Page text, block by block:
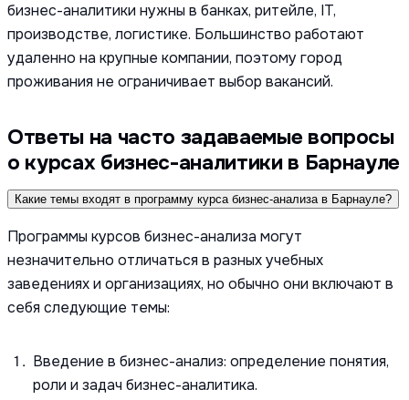
бизнес-аналитики нужны в банках, ритейле, IT,
производстве, логистике. Большинство работают
удаленно на крупные компании, поэтому город
проживания не ограничивает выбор вакансий.
Ответы на часто задаваемые вопросы
о курсах бизнес-аналитики в Барнауле
Какие темы входят в программу курса бизнес-анализа в Барнауле?
Программы курсов бизнес-анализа могут
незначительно отличаться в разных учебных
заведениях и организациях, но обычно они включают в
себя следующие темы:
Введение в бизнес-анализ: определение понятия,
роли и задач бизнес-аналитика.